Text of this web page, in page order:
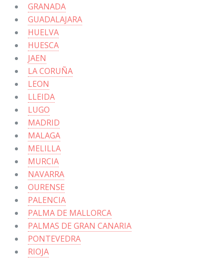
GRANADA
GUADALAJARA
HUELVA
HUESCA
JAEN
LA CORUÑA
LEON
LLEIDA
LUGO
MADRID
MALAGA
MELILLA
MURCIA
NAVARRA
OURENSE
PALENCIA
PALMA DE MALLORCA
PALMAS DE GRAN CANARIA
PONTEVEDRA
RIOJA